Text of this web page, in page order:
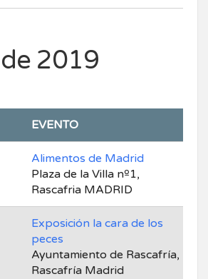
2019
EVENTO
Alimentos de Madrid
Plaza de la Villa nº1,
Rascafria MADRID
Exposición la cara de los
peces
Ayuntamiento de Rascafría,
Rascafría Madrid